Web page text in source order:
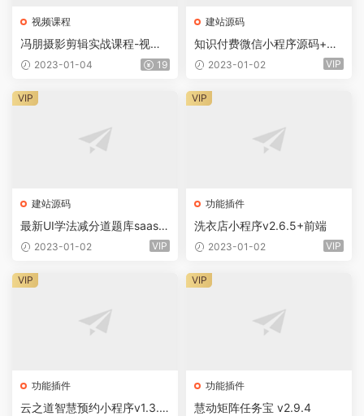
视频课程
冯朋摄影剪辑实战课程-视频
课程2023-01-04 19
建站源码
知识付费微信小程序源码+前
端+教程
2023-01-02 VIP
建站源码
最新UI学法减分道题库saas系
统商业专业版小程序+前端
2023-01-02 VIP
VIP
功能插件
洗衣店小程序v2.6.5+前端
2023-01-02 VIP
VIP
功能插件
云之道智慧预约小程序v1.3.0
VIP
功能插件
慧动矩阵任务宝 v2.9.4
VIP